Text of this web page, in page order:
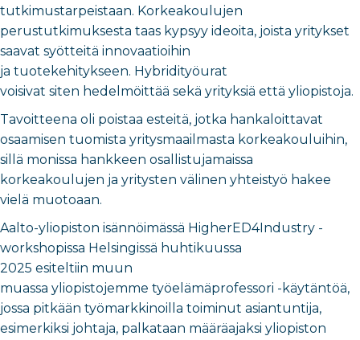
tutkimustarpeistaan. Korkeakoulujen
perustutkimuksesta taas kypsyy ideoita, joista yritykset
saavat syötteitä innovaatioihin
ja tuotekehitykseen. Hybridityöurat
voisivat siten hedelmöittää sekä yrityksiä että yliopistoja.
Tavoitteena oli poistaa esteitä, jotka hankaloittavat
osaamisen tuomista yritysmaailmasta korkeakouluihin,
sillä monissa hankkeen osallistujamaissa
korkeakoulujen ja yritysten välinen yhteistyö hakee
vielä muotoaan.
Aalto-yliopiston isännöimässä HigherED4Industry -
workshopissa Helsingissä huhtikuussa
2025 esiteltiin muun
muassa yliopistojemme työelämäprofessori -käytäntöä,
jossa pitkään työmarkkinoilla toiminut asiantuntija,
esimerkiksi johtaja, palkataan määräajaksi yliopiston